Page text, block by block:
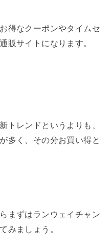
得なクーポンやタイムセ
販サイトになります。
トレンドというよりも、
多く、 その分お買い得と
まずはランウェイチャン
みましょう。